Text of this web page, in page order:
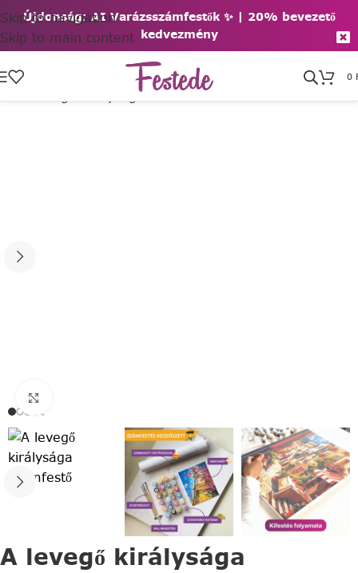
Újdonság: AI Varázsszámfestők ✨ | 20% bevezető
kedvezmény
Skip to navigation
Skip to main content
0
A levegő királysága